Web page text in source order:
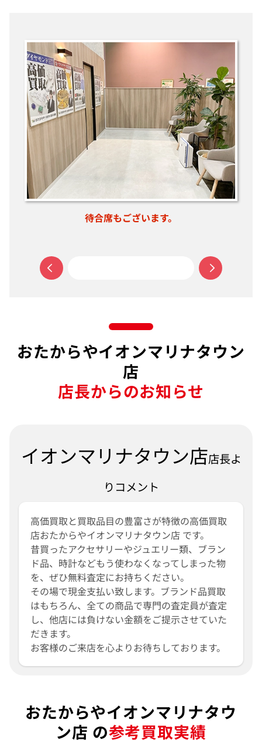
待合席もございます。
おたからやイオンマリナタウン
店
店長からのお知らせ
イオンマリナタウン店店長よ
りコメント
高価買取と買取品目の豊富さが特徴の高価買取
店おたからやイオンマリナタウン店 です。
昔買ったアクセサリーやジュエリー類、ブラン
ド品、時計などもう使わなくなってしまった物
を、ぜひ無料査定にお持ちください。
その場で現金支払い致します。ブランド品買取
はもちろん、全ての商品で専門の査定員が査定
し、他店には負けない金額をご提示させていた
だきます。
お客様のご来店を心よりお待ちしております。
おたからやイオンマリナタウ
ン店 の参考買取実績